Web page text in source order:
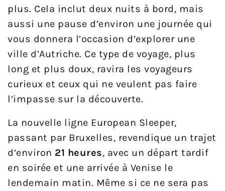
plus. Cela inclut deux nuits à bord, mais
aussi une pause d’environ une journée qui
vous donnera l’occasion d’explorer une
ville d’Autriche. Ce type de voyage, plus
long et plus doux, ravira les voyageurs
curieux et ceux qui ne veulent pas faire
l’impasse sur la découverte.
La nouvelle ligne European Sleeper,
passant par Bruxelles, revendique un trajet
d’environ 21 heures, avec un départ tardif
en soirée et une arrivée à Venise le
lendemain matin. Même si ce ne sera pas